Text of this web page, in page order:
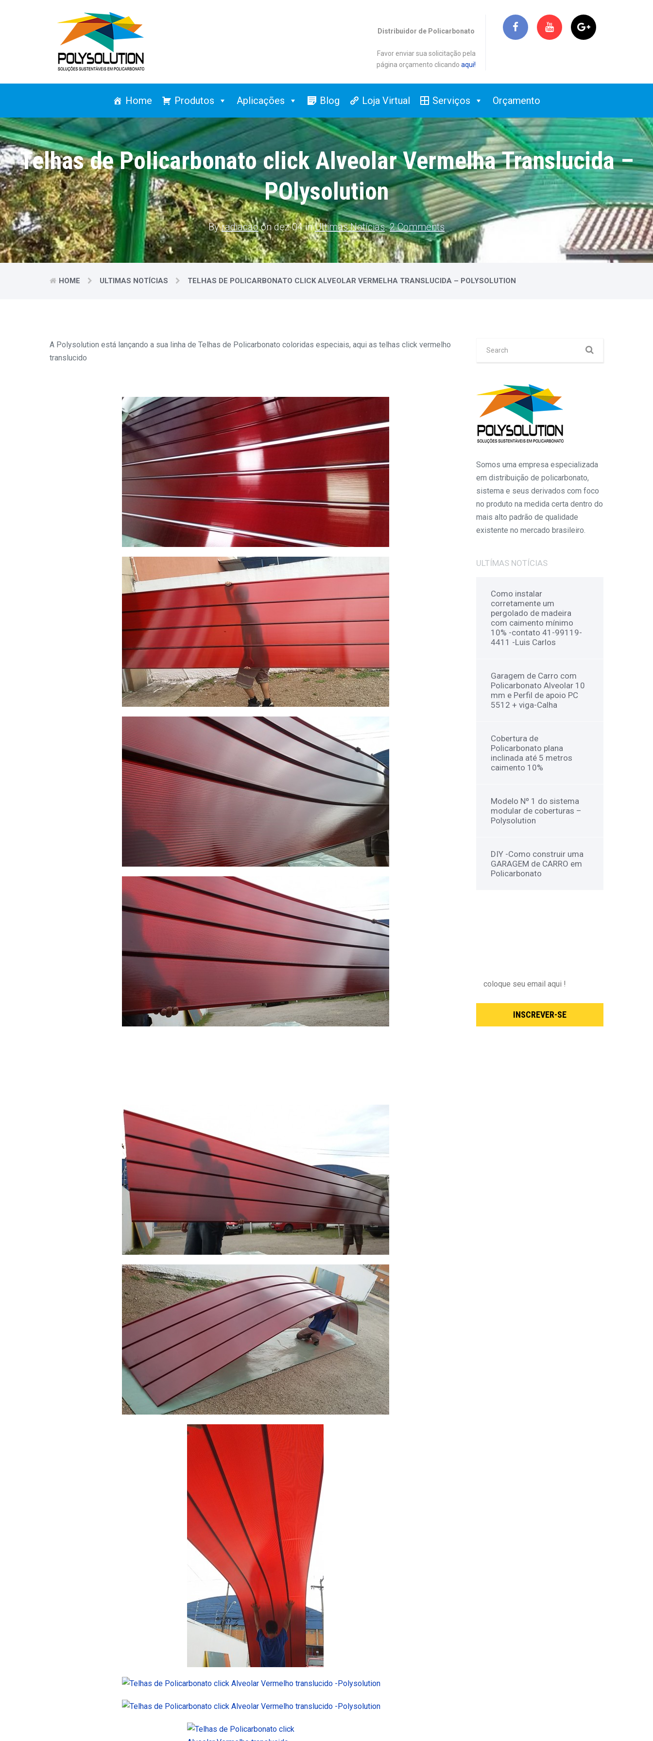
Distribuidor de Policarbonato
Favor enviar sua solicitação pela
página orçamento clicando aqui!
Home Produtos Aplicações Blog Loja Virtual Serviços Orçamento
Telhas de Policarbonato click Alveolar Vermelha Translucida –
POlysolution
Byradiacaoon dez 04 inUltimas Notícias.2 Comments
HOME ULTIMAS NOTÍCIAS TELHAS DE POLICARBONATO CLICK ALVEOLAR VERMELHA TRANSLUCIDA – POLYSOLUTION
A Polysolution está lançando a sua linha de Telhas de Policarbonato coloridas especiais, aqui as telhas click vermelho
translucido
Somos uma empresa especializada
em distribuição de policarbonato,
sistema e seus derivados com foco
no produto na medida certa dentro do
mais alto padrão de qualidade
existente no mercado brasileiro.
ULTÍMAS NOTÍCIAS
Como instalar
corretamente um
pergolado de madeira
com caimento mínimo
10% -contato 41-99119-
4411 -Luis Carlos
Garagem de Carro com
Policarbonato Alveolar 10
mm e Perfil de apoio PC
5512 + viga-Calha
Cobertura de
Policarbonato plana
inclinada até 5 metros
caimento 10%
Modelo Nº 1 do sistema
modular de coberturas –
Polysolution
DIY -Como construir uma
GARAGEM de CARRO em
Policarbonato
INSCREVER-SE